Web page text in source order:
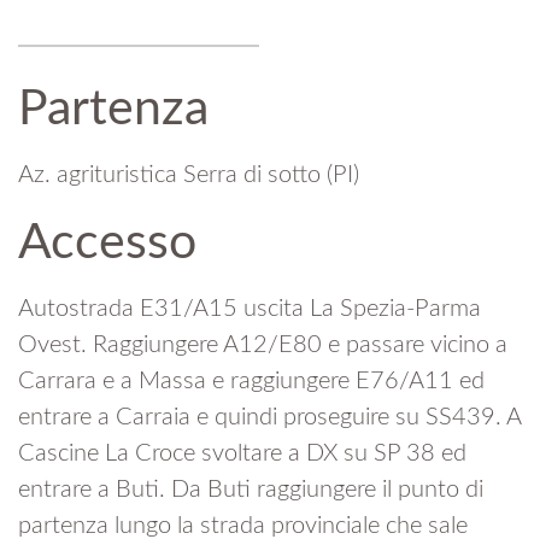
Partenza
Az. agrituristica Serra di sotto (PI)
Accesso
Autostrada E31/A15 uscita La Spezia-Parma
Ovest. Raggiungere A12/E80 e passare vicino a
Carrara e a Massa e raggiungere E76/A11 ed
entrare a Carraia e quindi proseguire su SS439. A
Cascine La Croce svoltare a DX su SP 38 ed
entrare a Buti. Da Buti raggiungere il punto di
partenza lungo la strada provinciale che sale